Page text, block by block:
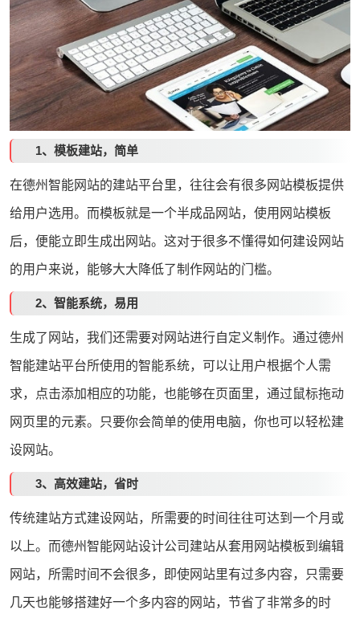
1、模板建站，简单
在德州智能网站的建站平台里，往往会有很多网站模板提供
给用户选用。而模板就是一个半成品网站，使用网站模板
后，便能立即生成出网站。这对于很多不懂得如何建设网站
的用户来说，能够大大降低了制作网站的门槛。
2、智能系统，易用
生成了网站，我们还需要对网站进行自定义制作。通过德州
智能建站平台所使用的智能系统，可以让用户根据个人需
求，点击添加相应的功能，也能够在页面里，通过鼠标拖动
网页里的元素。只要你会简单的使用电脑，你也可以轻松建
设网站。
3、高效建站，省时
传统建站方式建设网站，所需要的时间往往可达到一个月或
以上。而德州智能网站设计公司建站从套用网站模板到编辑
网站，所需时间不会很多，即使网站里有过多内容，只需要
几天也能够搭建好一个多内容的网站，节省了非常多的时